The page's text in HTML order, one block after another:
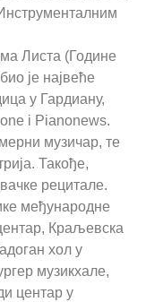
Листа (Године
је највеће
у Гардиану,
i Pianonews.
музичар, те
Такође,
рецитале.
међународне
Краљевска
хол у
музикхале,
центар у